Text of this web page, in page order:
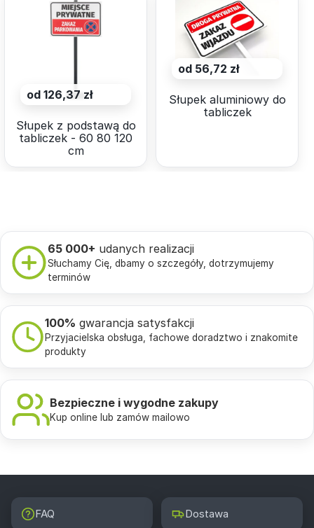
od 126,37 zł
Słupek z podstawą do
tabliczek - 60 80 120
cm
od 56,72 zł
Słupek aluminiowy do
tabliczek
65 000+ udanych realizacji
Słuchamy Cię, dbamy o szczegóły, dotrzymujemy
terminów
100% gwarancja satysfakcji
Przyjacielska obsługa, fachowe doradztwo i znakomite
produkty
Bezpieczne i wygodne zakupy
Kup online lub zamów mailowo
FAQ Dostawa